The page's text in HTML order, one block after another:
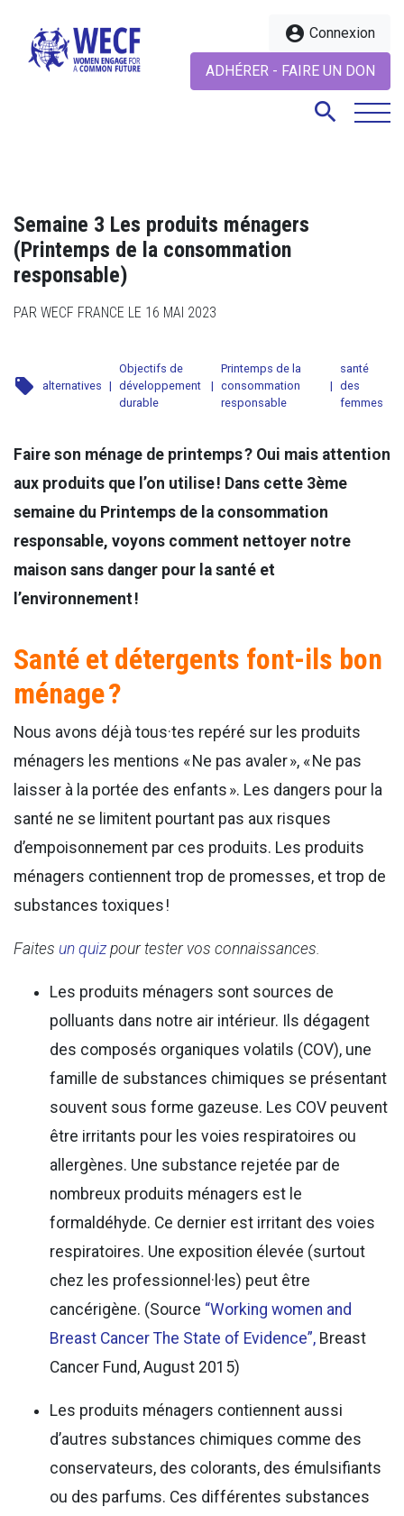
account_circle Connexion
ADHÉRER - FAIRE UN DON
search
Semaine 3 Les produits ménagers
(Printemps de la consommation
responsable)
PAR WECF FRANCE LE 16 MAI 2023
local_offer alternatives |
Objectifs de
développement
durable
|
Printemps de la
consommation
responsable
|
santé
des
femmes
Faire son ménage de printemps ? Oui mais attention
aux produits que l’on utilise ! Dans cette 3ème
semaine du Printemps de la consommation
responsable, voyons comment nettoyer notre
maison sans danger pour la santé et
l’environnement !
Santé et détergents font-ils bon
ménage ?
Nous avons déjà tous·tes repéré sur les produits
ménagers les mentions « Ne pas avaler », « Ne pas
laisser à la portée des enfants ». Les dangers pour la
santé ne se limitent pourtant pas aux risques
d’empoisonnement par ces produits. Les produits
ménagers contiennent trop de promesses, et trop de
substances toxiques !
Faites un quiz pour tester vos connaissances.
Les produits ménagers sont sources de
polluants dans notre air intérieur. Ils dégagent
des composés organiques volatils (COV), une
famille de substances chimiques se présentant
souvent sous forme gazeuse. Les COV peuvent
être irritants pour les voies respiratoires ou
allergènes. Une substance rejetée par de
nombreux produits ménagers est le
formaldéhyde. Ce dernier est irritant des voies
respiratoires. Une exposition élevée (surtout
chez les professionnel·les) peut être
cancérigène. (Source “Working women and
Breast Cancer The State of Evidence”, Breast
Cancer Fund, August 2015)
Les produits ménagers contiennent aussi
d’autres substances chimiques comme des
conservateurs, des colorants, des émulsifiants
ou des parfums. Ces différentes substances